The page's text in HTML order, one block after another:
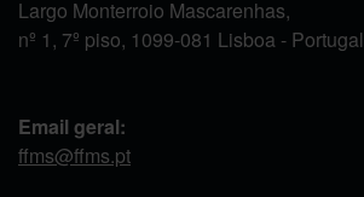
Largo Monterroio Mascarenhas,
nº 1, 7º piso, 1099-081 Lisboa - Portugal
Email geral:
ffms@ffms.pt